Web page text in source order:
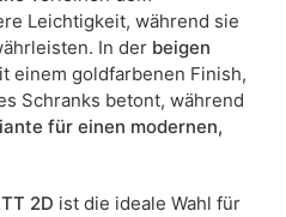
Leichtigkeit, während sie
In der beigen
einem goldfarbenen Finish,
Schranks betont, während
für einen modernen,
2D ist die ideale Wahl für